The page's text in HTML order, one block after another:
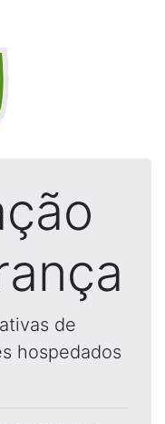
de
hospedados